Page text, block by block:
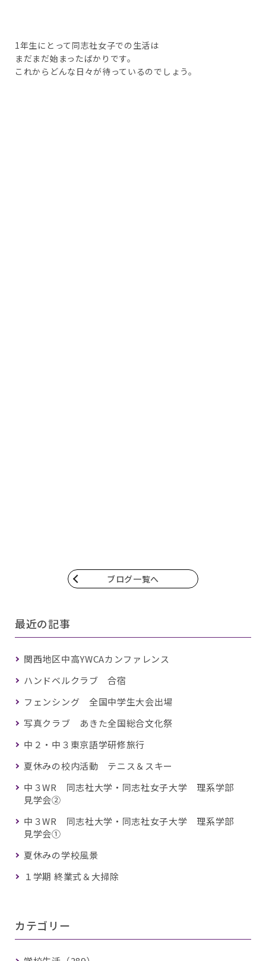
1年生にとって同志社女子での生活は
まだまだ始まったばかりです。
これからどんな日々が待っているのでしょう。
ブログ一覧へ
最近の記事
関西地区中高YWCAカンファレンス
ハンドベルクラブ 合宿
フェンシング 全国中学生大会出場
写真クラブ あきた全国総合文化祭
中２・中３東京語学研修旅行
夏休みの校内活動 テニス＆スキー
中３WR 同志社大学・同志社女子大学 理系学部
見学会②
中３WR 同志社大学・同志社女子大学 理系学部
見学会①
夏休みの学校風景
１学期 終業式＆大掃除
カテゴリー